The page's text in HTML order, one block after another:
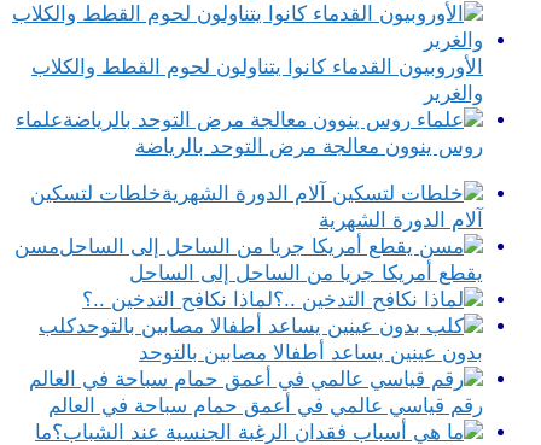
الأوروبيون القدماء كانوا يتناولون لحوم القطط والكلاب
والغرير
علماء
روس ينوون معالجة مرض التوحد بالرياضة
خلطات لتسكين
آلام الدورة الشهرية
مسن
يقطع أمريكا جريا من الساحل إلى الساحل
لماذا نكافح التدخين ..؟
كلب
بدون عينين يساعد أطفالا مصابين بالتوحد
رقم قياسي عالمي في أعمق حمام سباحة في العالم
ما